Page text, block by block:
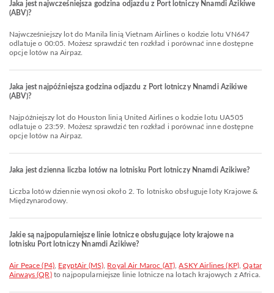
Jaka jest najwcześniejsza godzina odjazdu z Port lotniczy Nnamdi Azikiwe
(ABV)?
Najwcześniejszy lot do Manila linią Vietnam Airlines o kodzie lotu VN647
odlatuje o 00:05. Możesz sprawdzić ten rozkład i porównać inne dostępne
opcje lotów na Airpaz.
Jaka jest najpóźniejsza godzina odjazdu z Port lotniczy Nnamdi Azikiwe
(ABV)?
Najpóźniejszy lot do Houston linią United Airlines o kodzie lotu UA505
odlatuje o 23:59. Możesz sprawdzić ten rozkład i porównać inne dostępne
opcje lotów na Airpaz.
Jaka jest dzienna liczba lotów na lotnisku Port lotniczy Nnamdi Azikiwe?
Liczba lotów dziennie wynosi około 2. To lotnisko obsługuje loty Krajowe &
Międzynarodowy.
Jakie są najpopularniejsze linie lotnicze obsługujące loty krajowe na
lotnisku Port lotniczy Nnamdi Azikiwe?
Air Peace (P4), EgyptAir (MS) Royal Air Maroc (AT) ,ASKY Airlines (KP),Qatar
Airways (QR)to najpopularniejsze linie lotnicze na lotach krajowych z Africa.